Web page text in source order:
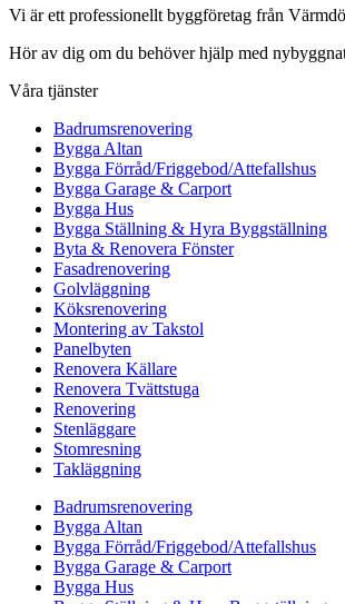
Vi är ett professionellt byggföretag från
Hör av dig om du behöver hjälp med
Våra tjänster
Badrumsrenovering
Bygga Altan
Bygga Förråd/Friggebod/Attefallshus
Bygga Garage & Carport
Bygga Hus
Bygga Ställning & Hyra Byggställning
Byta & Renovera Fönster
Fasadrenovering
Golvläggning
Köksrenovering
Montering av Takstol
Panelbyten
Renovera Källare
Renovera Tvättstuga
Renovering
Stenläggare
Stomresning
Takläggning
Badrumsrenovering
Bygga Altan
Bygga Förråd/Friggebod/Attefallshus
Bygga Garage & Carport
Bygga Hus